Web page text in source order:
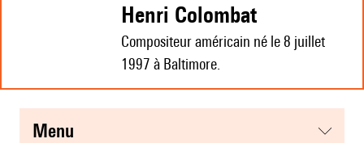
Henri Colombat
Compositeur américain né le 8 juillet
1997 à Baltimore.
menu